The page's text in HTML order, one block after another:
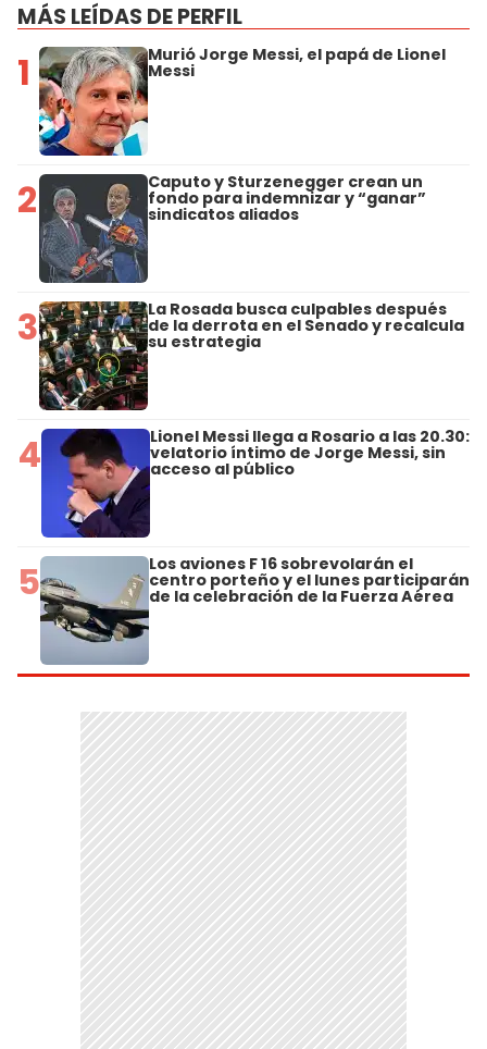
MÁS LEÍDAS DE PERFIL
1 Murió Jorge Messi, el papá de Lionel
Messi
2 Caputo y Sturzenegger crean un
fondo para indemnizar y “ganar”
sindicatos aliados
3 La Rosada busca culpables después
de la derrota en el Senado y recalcula
su estrategia
4 Lionel Messi llega a Rosario a las 20.30:
velatorio íntimo de Jorge Messi, sin
acceso al público
5 Los aviones F 16 sobrevolarán el
centro porteño y el lunes participarán
de la celebración de la Fuerza Aérea